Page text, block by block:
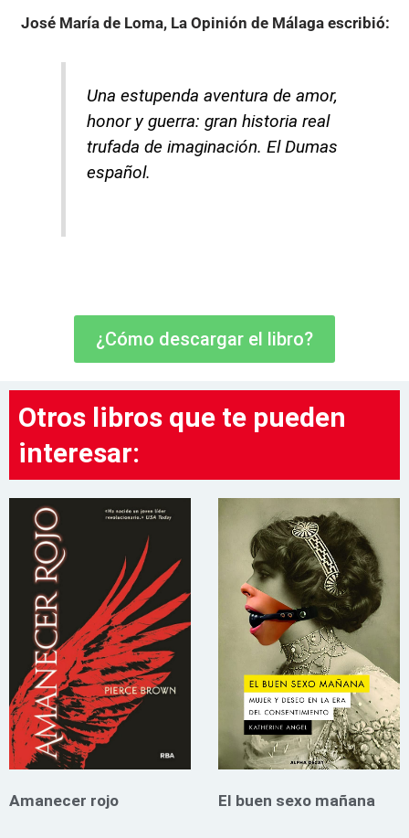
José María de Loma, La Opinión de Málagaescribió:
Una estupenda aventura de amor,
honor y guerra: gran historia real
trufada de imaginación. El Dumas
español.
¿Cómo descargar el libro?
Otros libros que te pueden
interesar:
Amanecer rojo El buen sexo mañana